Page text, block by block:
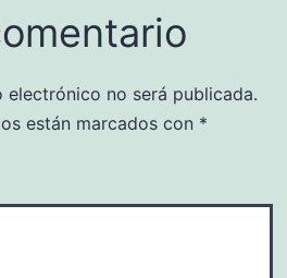
no será publicada.
están marcados con *